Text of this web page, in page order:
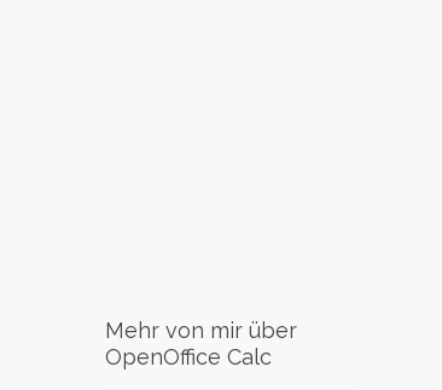
Mehr von mir über
OpenOffice Calc